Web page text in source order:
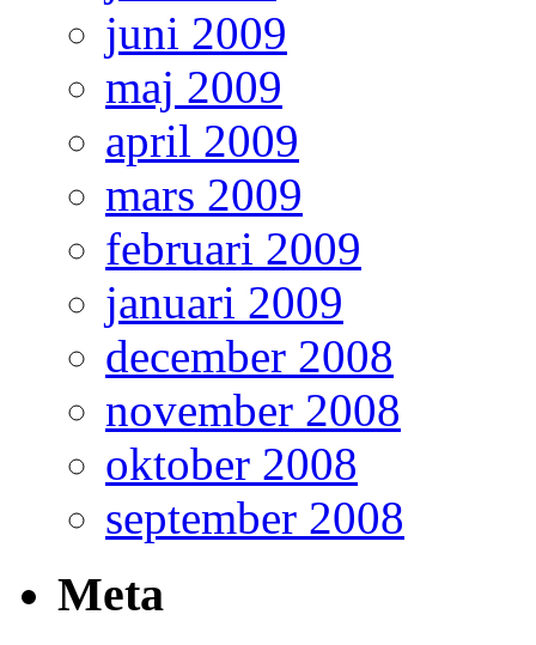
juni 2009
maj 2009
april 2009
mars 2009
februari 2009
januari 2009
december 2008
november 2008
oktober 2008
september 2008
Meta